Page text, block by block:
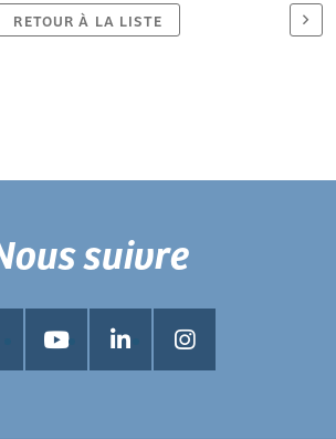
RETOUR À LA LISTE
suivre